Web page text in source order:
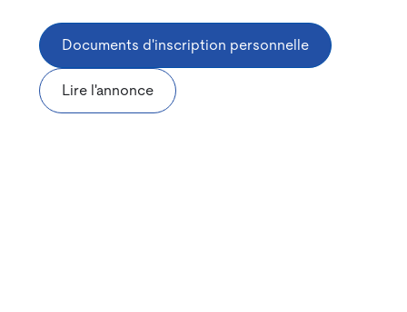
Documents d'inscription personnelle
Lire l'annonce